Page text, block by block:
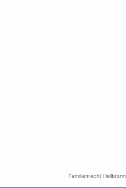
Familienrecht Heilbronn